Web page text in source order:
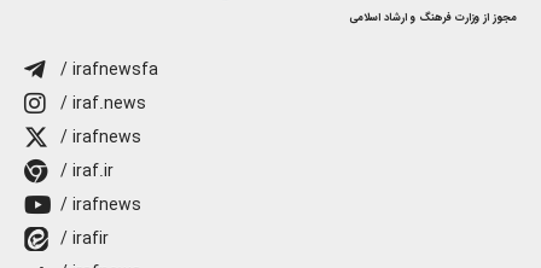
مجوز از وزارت فرهنگ و ارشاد اسلامی
/ irafnewsfa
/ iraf.news
/ irafnews
/ iraf.ir
/ irafnews
/ irafir